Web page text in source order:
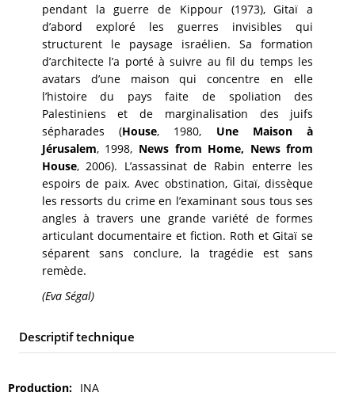
pendant la guerre de Kippour (1973), Gitaï a
d’abord exploré les guerres invisibles qui
structurent le paysage israélien. Sa formation
d’architecte l’a porté à suivre au fil du temps les
avatars d’une maison qui concentre en elle
l’histoire du pays faite de spoliation des
Palestiniens et de marginalisation des juifs
sépharades (House, 1980, Une Maison à
Jérusalem, 1998, News from Home, News from
House, 2006). L’assassinat de Rabin enterre les
espoirs de paix. Avec obstination, Gitaï, dissèque
les ressorts du crime en l’examinant sous tous ses
angles à travers une grande variété de formes
articulant documentaire et fiction. Roth et Gitaï se
séparent sans conclure, la tragédie est sans
remède.
(Eva Ségal)
Descriptif technique
Production
INA